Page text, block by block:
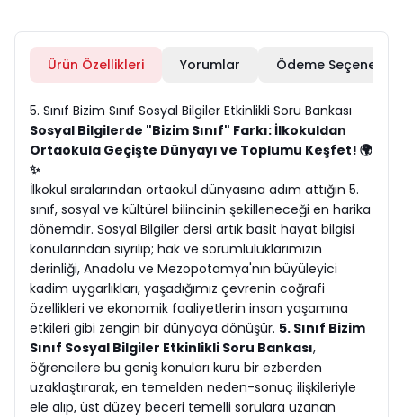
Ürün Özellikleri Yorumlar Ödeme Seçenekleri
5. Sınıf Bizim Sınıf Sosyal Bilgiler Etkinlikli Soru Bankası
Sosyal Bilgilerde "Bizim Sınıf" Farkı: İlkokuldan
Ortaokula Geçişte Dünyayı ve Toplumu Keşfet! 🌍
✨
İlkokul sıralarından ortaokul dünyasına adım attığın 5.
sınıf, sosyal ve kültürel bilincinin şekilleneceği en harika
dönemdir. Sosyal Bilgiler dersi artık basit hayat bilgisi
konularından sıyrılıp; hak ve sorumluluklarımızın
derinliği, Anadolu ve Mezopotamya'nın büyüleyici
kadim uygarlıkları, yaşadığımız çevrenin coğrafi
özellikleri ve ekonomik faaliyetlerin insan yaşamına
etkileri gibi zengin bir dünyaya dönüşür. 5. Sınıf Bizim
Sınıf Sosyal Bilgiler Etkinlikli Soru Bankası,
öğrencilere bu geniş konuları kuru bir ezberden
uzaklaştırarak, en temelden neden-sonuç ilişkileriyle
ele alıp, üst düzey beceri temelli sorulara uzanan